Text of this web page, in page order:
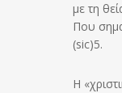
με τη
Που
(sic)5.
Η